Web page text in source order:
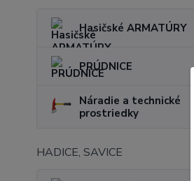
Hasičské ARMATÚRY
PRÚDNICE
Náradie a technické
prostriedky
HADICE, SAVICE